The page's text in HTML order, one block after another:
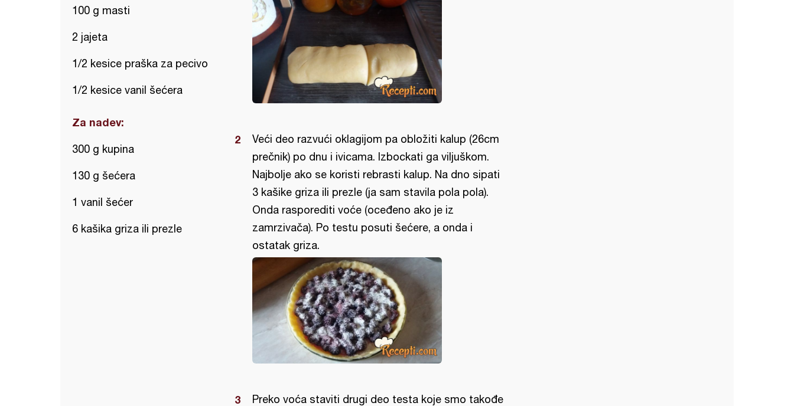
100 g masti
2 jajeta
1/2 kesice praška za pecivo
1/2 kesice vanil šećera
Za nadev:
300 g kupina
130 g šećera
1 vanil šećer
6 kašika griza ili prezle
Veći deo razvući oklagijom pa obložiti kalup (26cm
prečnik) po dnu i ivicama. Izbockati ga viljuškom.
Najbolje ako se koristi rebrasti kalup. Na dno sipati
3 kašike griza ili prezle (ja sam stavila pola pola).
Onda rasporediti voće (oceđeno ako je iz
zamrzivača). Po testu posuti šećere, a onda i
ostatak griza.
Preko voća staviti drugi deo testa koje smo takođe